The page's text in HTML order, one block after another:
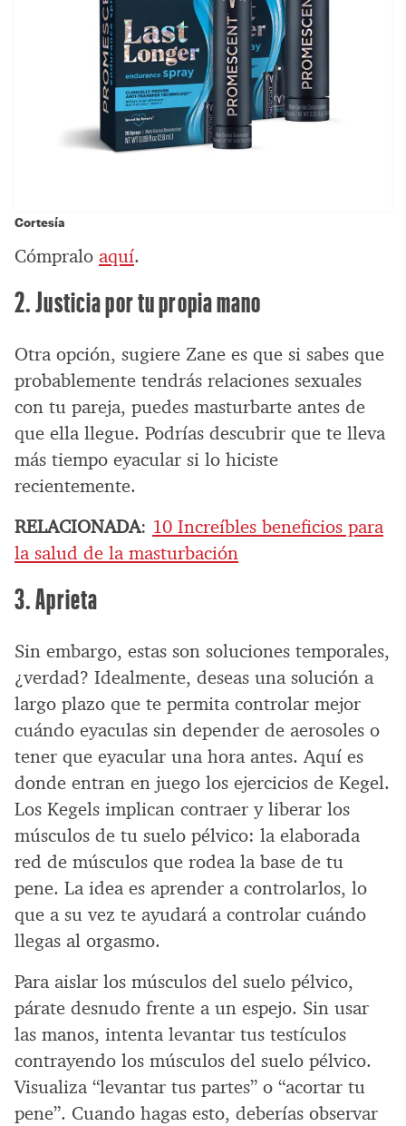
Cortesía
Cómpralo aquí.
2. Justicia por tu propia mano
Otra opción, sugiere Zane es que si sabes que
probablemente tendrás relaciones sexuales
con tu pareja, puedes masturbarte antes de
que ella llegue. Podrías descubrir que te lleva
más tiempo eyacular si lo hiciste
recientemente.
RELACIONADA: 10 Increíbles beneficios para
la salud de la masturbación
3. Aprieta
Sin embargo, estas son soluciones temporales,
¿verdad? Idealmente, deseas una solución a
largo plazo que te permita controlar mejor
cuándo eyaculas sin depender de aerosoles o
tener que eyacular una hora antes. Aquí es
donde entran en juego los ejercicios de Kegel.
Los Kegels implican contraer y liberar los
músculos de tu suelo pélvico: la elaborada
red de músculos que rodea la base de tu
pene. La idea es aprender a controlarlos, lo
que a su vez te ayudará a controlar cuándo
llegas al orgasmo.
Para aislar los músculos del suelo pélvico,
párate desnudo frente a un espejo. Sin usar
las manos, intenta levantar tus testículos
contrayendo los músculos del suelo pélvico.
Visualiza “levantar tus partes” o “acortar tu
pene”. Cuando hagas esto, deberías observar